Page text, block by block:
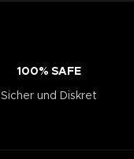
100% SAFE
Sicher und Diskret